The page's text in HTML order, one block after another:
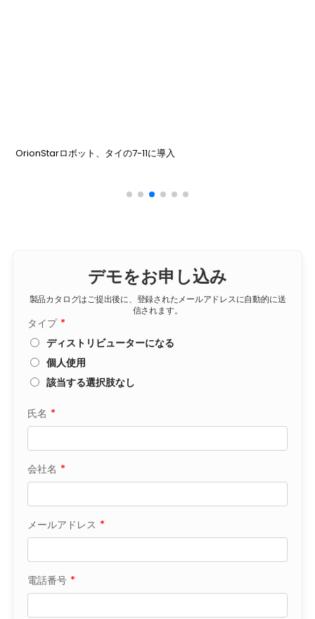
Quara Holding & OrionStar in サウジアラビア
デモをお申し込み
製品カタログはご提出後に、登録されたメールアドレスに自動的に送
信されます。
タイプ *
ディストリビューターになる
個人使用
該当する選択肢なし
氏名 *
会社名 *
メールアドレス *
電話番号 *